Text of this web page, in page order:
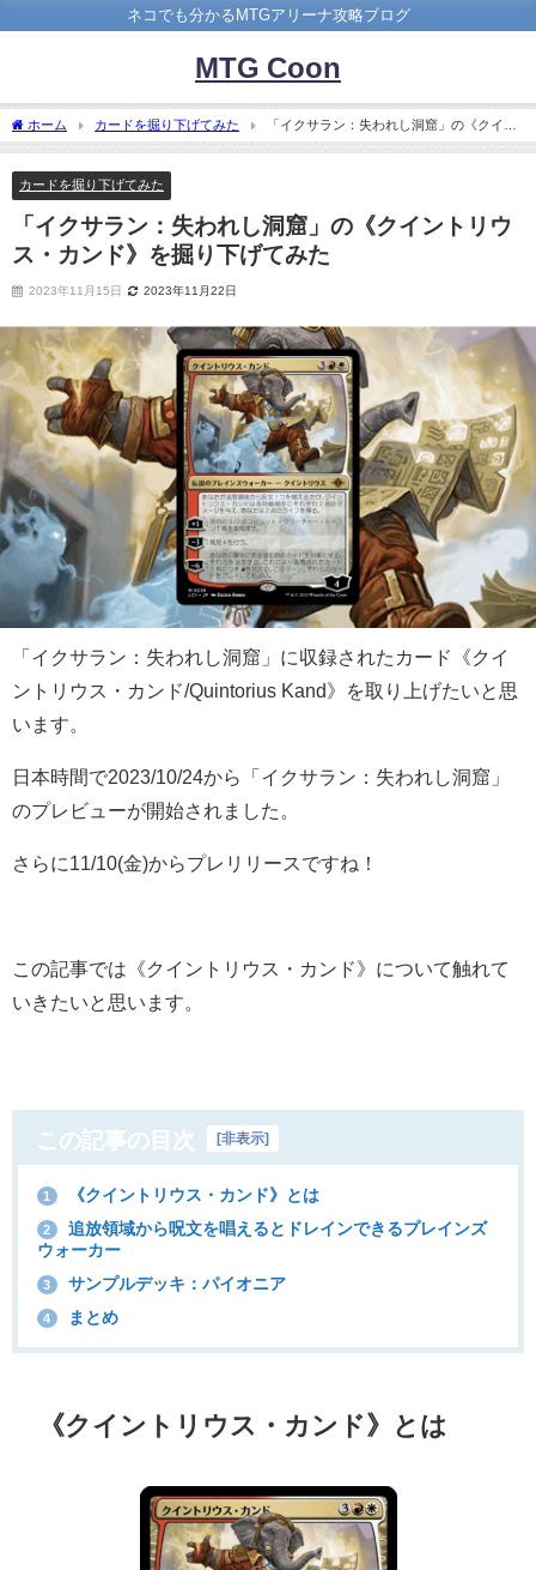
ネコでも分かるMTGアリーナ攻略ブログ
MTG Coon
ホーム カードを掘り下げてみた
「イクサラン：失われし洞窟」の《クイン
トリウス・カンド》を掘り下げてみた
カードを掘り下げてみた
「イクサラン：失われし洞窟」の《クイントリウ
ス・カンド》を掘り下げてみた
2023年11月15日 2023年11月22日
「イクサラン：失われし洞窟」に収録されたカード《クイ
ントリウス・カンド/Quintorius Kand》を取り上げたいと思
います。
日本時間で2023/10/24から「イクサラン：失われし洞窟」
のプレビューが開始されました。
さらに11/10(金)からプレリリースですね！
この記事では《クイントリウス・カンド》について触れて
いきたいと思います。
この記事の目次 非表示
1 《クイントリウス・カンド》とは
2
追放領域から呪文を唱えるとドレインできるプレインズ
ウォーカー
3 サンプルデッキ：パイオニア
4 まとめ
《クイントリウス・カンド》とは